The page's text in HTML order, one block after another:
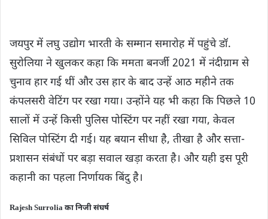
जयपुर में लघु उद्योग भारती के सम्मान समारोह में पहुंचे डॉ.
सुरोलिया ने खुलकर कहा कि ममता बनर्जी 2021 में नंदीग्राम से
चुनाव हार गई थीं और उस हार के बाद उन्हें आठ महीने तक
कंपलसरी वेटिंग पर रखा गया। उन्होंने यह भी कहा कि पिछले 10
सालों में उन्हें किसी पुलिस पोस्टिंग पर नहीं रखा गया, केवल
सिविल पोस्टिंग दी गई। यह बयान सीधा है, तीखा है और सत्ता-
प्रशासन संबंधों पर बड़ा सवाल खड़ा करता है। और यही इस पूरी
कहानी का पहला निर्णायक बिंदु है।
Rajesh Surrolia का निजी संघर्ष